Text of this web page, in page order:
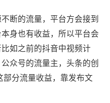
断的流量，平台方会接到
身也有收益，所以平台会
如之前的抖音中视频计
众号的流量主，头条的创
分流量收益，靠发布文